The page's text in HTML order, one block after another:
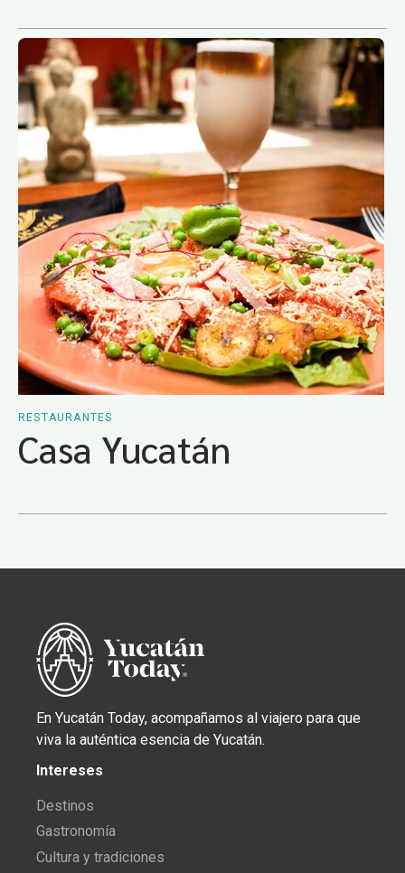
RESTAURANTES
Casa Yucatán
En Yucatán Today, acompañamos al viajero para que
viva la auténtica esencia de Yucatán.
Intereses
Destinos
Gastronomía
Cultura y tradiciones